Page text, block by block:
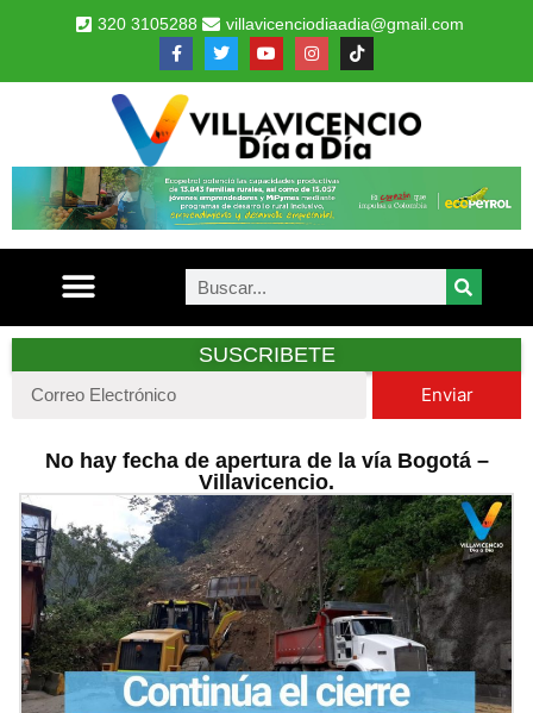
320 3105288 villavicenciodiaadia@gmail.com
SUSCRIBETE
Enviar
No hay fecha de apertura de la vía Bogotá –
Villavicencio.